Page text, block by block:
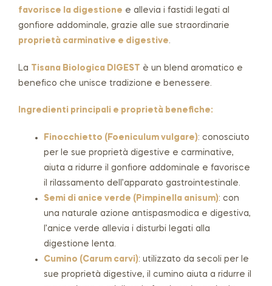
favorisce la digestione e allevia i fastidi legati al
gonfiore addominale, grazie alle sue straordinarie
proprietà carminative e digestive.
La Tisana Biologica DIGEST è un blend aromatico e
benefico che unisce tradizione e benessere.
Ingredienti principali e proprietà benefiche:
Finocchietto (Foeniculum vulgare): conosciuto
per le sue proprietà digestive e carminative,
aiuta a ridurre il gonfiore addominale e favorisce
il rilassamento dell’apparato gastrointestinale.
Semi di anice verde (Pimpinella anisum): con
una naturale azione antispasmodica e digestiva,
l’anice verde allevia i disturbi legati alla
digestione lenta.
Cumino (Carum carvi): utilizzato da secoli per le
sue proprietà digestive, il cumino aiuta a ridurre il